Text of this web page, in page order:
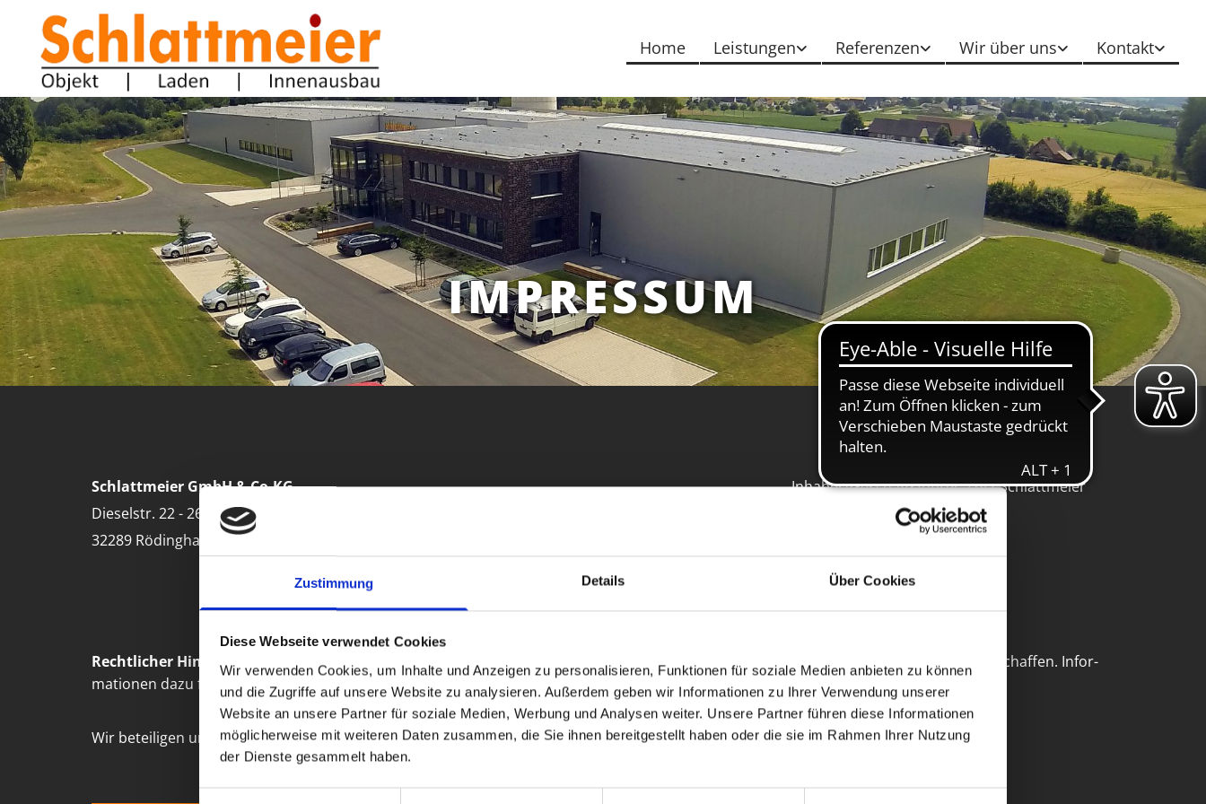
Zustimmung Details Über Cookies
Diese Webseite verwendet Cookies
Wir verwenden Cookies, um Inhalte und Anzeigen zu personalisieren, Funktionen für soziale Medien anbieten zu können
und die Zugriffe auf unsere Website zu analysieren. Außerdem geben wir Informationen zu Ihrer Verwendung unserer
Website an unsere Partner für soziale Medien, Werbung und Analysen weiter. Unsere Partner führen diese Informationen
möglicherweise mit weiteren Daten zusammen, die Sie ihnen bereitgestellt haben oder die sie im Rahmen Ihrer Nutzung
der Dienste gesammelt haben.
Zum Inhalt springen
Home Leistungen Referenzen Wir über uns Kontakt
IMPRESSUM
Schlattmeier GmbH & Co.KG
Dieselstr. 22 - 26
32289 Rödinghausen
Inhaber/Geschäftsführer: Lutz Schlattmeier
Handelsregister: HRB 7461
Amtsgericht: Bünde i.W.
USt-ID: DE227 006 391
Recht­li­cher Hin­weis:
Die EU hat ein On­line-Ver­fah­ren zur Bei­le­gung von Strei­tig­kei­ten zwi­schen Un­ter­neh­mern und Ver­brau­chern ge­schaf­fen. In­for­
ma­tio­nen dazu fin­den Sie unter https://ec.europa.eu/consumers/odr
Wir be­tei­ligen uns nicht an einem Streit­bei­le­gungs­ver­fah­ren vor einer Ver­brau­cher­schlich­tungs­stel­le.